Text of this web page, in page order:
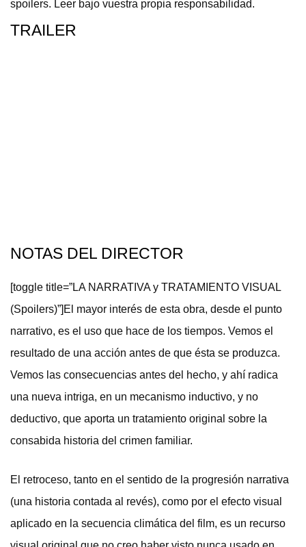
spoilers. Leer bajo vuestra propia responsabilidad.
TRAILER
NOTAS DEL DIRECTOR
[toggle title=”LA NARRATIVA y TRATAMIENTO VISUAL
(Spoilers)”]El mayor interés de esta obra, desde el punto
narrativo, es el uso que hace de los tiempos. Vemos el
resultado de una acción antes de que ésta se produzca.
Vemos las consecuencias antes del hecho, y ahí radica
una nueva intriga, en un mecanismo inductivo, y no
deductivo, que aporta un tratamiento original sobre la
consabida historia del crimen familiar.
El retroceso, tanto en el sentido de la progresión narrativa
(una historia contada al revés), como por el efecto visual
aplicado en la secuencia climática del film, es un recurso